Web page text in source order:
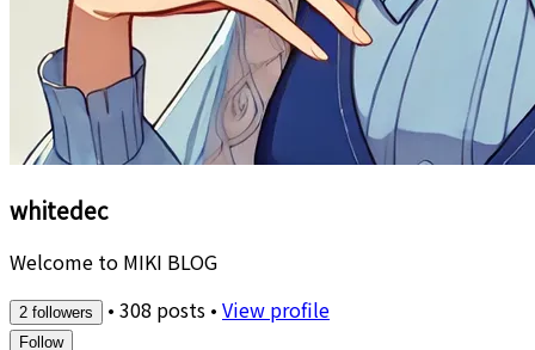
whitedec
Welcome to MIKI BLOG
2 followers • 308 posts • View profile
Follow